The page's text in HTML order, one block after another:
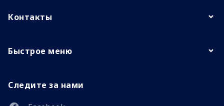
Контакты
Быстрое меню
Следите за нами